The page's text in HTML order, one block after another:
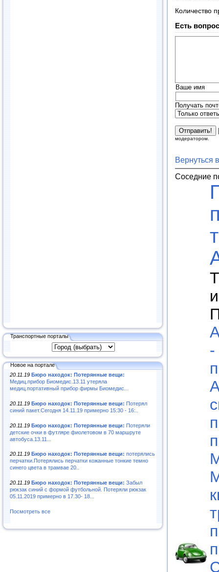
Транспортные порталы
Новое на портале
20.11.19 Бюро находок: Потерянные вещи:
Медиц.прибор Биомедис.13.11 утеряла
медиц.портативный прибор фирмы Биомедис...
20.11.19 Бюро находок: Потерянные вещи: Потерял
синий пакет.Сегодня 14.11.19 примерно 15:30 - 16:..
20.11.19 Бюро находок: Потерянные вещи: Потеряли
детские очки в футляре фиолетовом в 70 маршруте
автобуса.13.11...
20.11.19 Бюро находок: Потерянные вещи: потерялись
перчатки.Потерялись перчатки кожанные тонкие темно
синего цвета в трамвае 20..
20.11.19 Бюро находок: Потерянные вещи: Забыл
рюкзак синий с формой футбольной. Потеряли рюкзак
05.11.2019 примерно в 17.30- 18...
Посмотреть все
Количество
Есть
Ваше имя
Получать
модератором.
Вернуться
Соседние
-